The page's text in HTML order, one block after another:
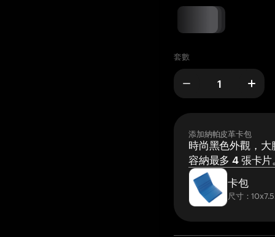
套數
添加納帕皮革卡包
時尚黑色外觀，大
容納最多 4 張卡片
卡包
尺寸：